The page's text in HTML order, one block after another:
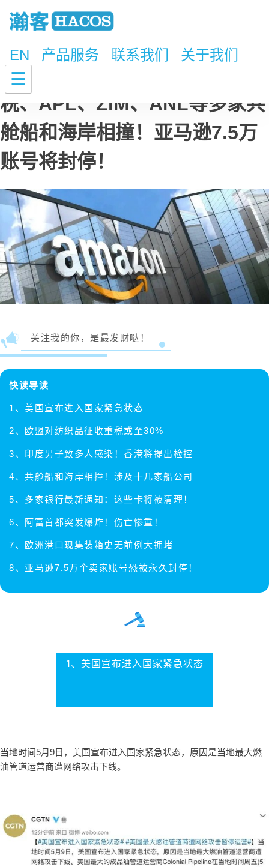
EN 产品服务 联系我们 关于我们
☰
美进入国家紧急状态、欧盟加征
税、APL、ZIM、ANL等多家共
舱船和海岸相撞！亚马逊7.5万
账号将封停！
关注我的你，是最发财哒！
快读导读
1、美国宣布进入国家紧急状态
2、欧盟对纺织品征收重税或至30%
3、印度男子致多人感染！香港将提出检控
4、共舱船和海岸相撞！涉及十几家船公司
5、多家银行最新通知：这些卡将被清理！
6、阿富首都突发爆炸！伤亡惨重！
7、欧洲港口现集装箱史无前例大拥堵
8、亚马逊7.5万个卖家账号恐被永久封停！
1、美国宣布进入国家紧急状态
当地时间5月9日，美国宣布进入国家紧急状态，原因是当地最大燃
油管道运营商遭网络攻击下线。